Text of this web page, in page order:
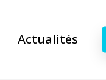
Actualités